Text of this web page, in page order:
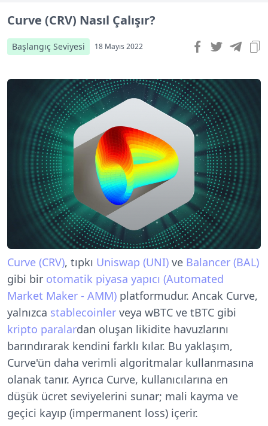
Curve (CRV) Nasıl Çalışır?
Başlangıç Seviyesi 18 Mayıs 2022
Curve (CRV), tıpkı Uniswap (UNI) ve Balancer (BAL)
gibi bir otomatik piyasa yapıcı (Automated
Market Maker - AMM) platformudur. Ancak Curve,
yalnızca stablecoinler veya wBTC ve tBTC gibi
kripto paralardan oluşan likidite havuzlarını
barındırarak kendini farklı kılar. Bu yaklaşım,
Curve'ün daha verimli algoritmalar kullanmasına
olanak tanır. Ayrıca Curve, kullanıcılarına en
düşük ücret seviyelerini sunar; mali kayma ve
geçici kayıp (impermanent loss) içerir.